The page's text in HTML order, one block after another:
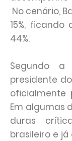
No cenário,
15%,
44%.
Segundo
presidente
oficialmente
Em algumas
duras
brasileiro e